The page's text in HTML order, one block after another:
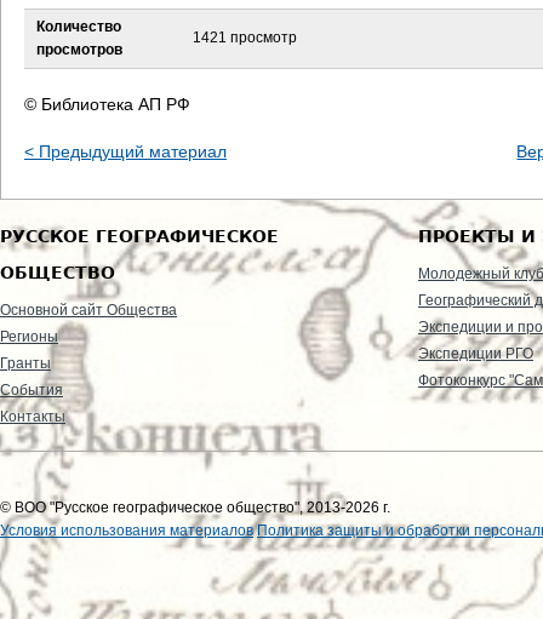
Количество
просмотров
1421 просмотр
© Библиотека АП РФ
< Предыдущий материал
РУССКОЕ ГЕОГРАФИЧЕСКОЕ
ОБЩЕСТВО
Основной сайт Общества
Регионы
Гранты
События
Контакты
ПРОЕКТЫ И
Молодежный клуб
Географический
Экспедиции и
Экспедиции РГО
Фотоконкурс
© ВОО "Русское географическое общество", 2013-2026 г.
Условия использования материалов Политика защиты и обработки